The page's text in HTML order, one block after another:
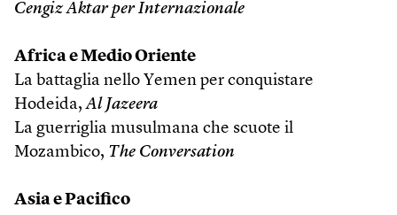
Cengiz Aktar per Internazionale
Africa e Medio Oriente
La battaglia nello Yemen per conquistare
Hodeida,Al Jazeera
La guerriglia musulmana che scuote il
Mozambico, The Conversation
Asia e Pacifico